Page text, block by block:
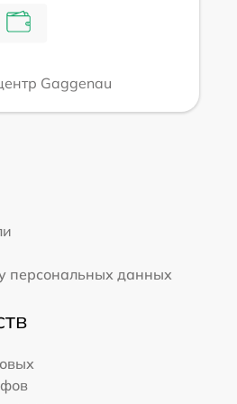
Gaggenau
персональных данных